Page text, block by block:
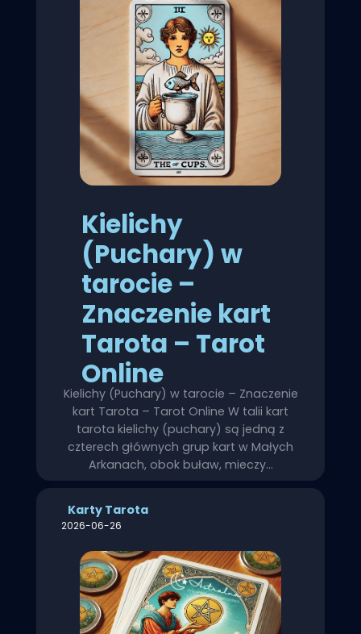
Kielichy
(Puchary) w
tarocie –
Znaczenie kart
Tarota – Tarot
Online
Kielichy (Puchary) w tarocie – Znaczenie
kart Tarota – Tarot Online W talii kart
tarota kielichy (puchary) są jedną z
czterech głównych grup kart w Małych
Arkanach, obok buław, mieczy…
Karty Tarota
2026-06-26